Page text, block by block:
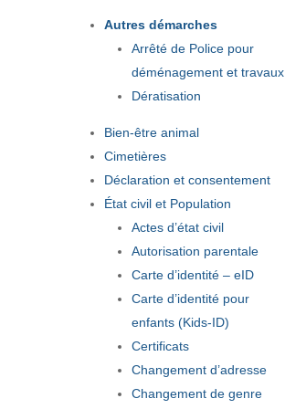
Autres démarches
Arrêté de Police pour
déménagement et travaux
Dératisation
Bien-être animal
Cimetières
Déclaration et consentement
État civil et Population
Actes d’état civil
Autorisation parentale
Carte d’identité – eID
Carte d’identité pour
enfants (Kids-ID)
Certificats
Changement d’adresse
Changement de genre